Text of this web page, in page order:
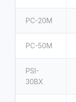
PC-20M
PC-50M
PSI-
30BX